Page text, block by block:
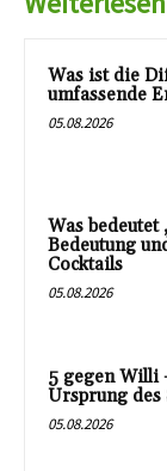
Was ist die
umfassende
05.08.2026
Was bedeutet
Bedeutung
Cocktails
05.08.2026
5 gegen Willi
Ursprung des
05.08.2026